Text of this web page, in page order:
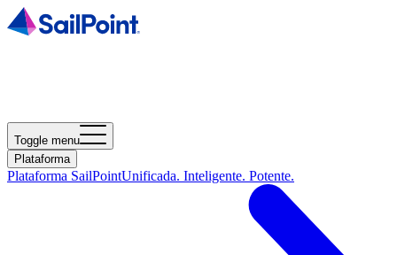
Toggle menu
Plataforma
Plataforma SailPointUnificada. Inteligente. Potente.